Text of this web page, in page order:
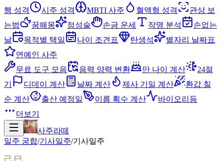
행 성격
시주 성격 MBTI 사주 혈액형 성격
관상 보
는법
꿈해몽 점성술 손금 운세 작명 분석
손없는
날
목적별 택일 나이 조견표 탄생석
별자리 날짜표
연예인 사주
무료 도구 모음
음력 양력 변환 만 나이 계산
24절
기
디데이 계산 날짜 계산 제사 기일 계산
환갑 칠
순 계산
출산 예정일 이름 획수 계산
바이오리듬
더보기
사주라떼
일주 궁합/기사일주/기사일주